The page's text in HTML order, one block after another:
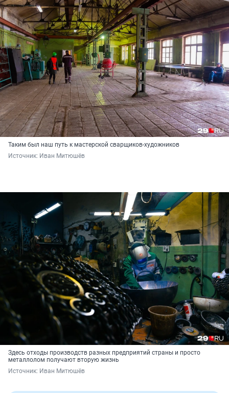
Таким был наш путь к мастерской сварщиков-художников
Источник: Иван Митюшёв
Здесь отходы производств разных предприятий страны и просто
металлолом получают вторую жизнь
Источник: Иван Митюшёв